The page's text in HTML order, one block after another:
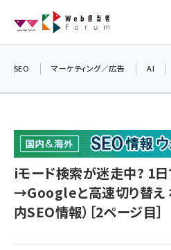
ン
seo (3519)
ai (2801)
youtube (2425)
SEO マーケティング／広告 AI
iモード検索が迷走中? 1
→Googleと高速切り替え
内SEO情報）［2ページ目］